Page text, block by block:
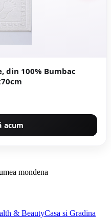
din 100% Bumbac
acum
mondena
& BeautyCasa si Gradina